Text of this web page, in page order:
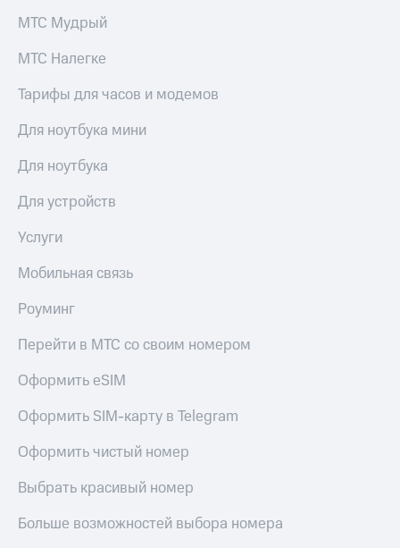
МТС Мудрый
МТС Налегке
Тарифы для часов и модемов
Для ноутбука мини
Для ноутбука
Для устройств
Услуги
Мобильная связь
Роуминг
Перейти в МТС со своим номером
Оформить eSIM
Оформить SIM-карту в Telegram
Оформить чистый номер
Выбрать красивый номер
Больше возможностей выбора номера